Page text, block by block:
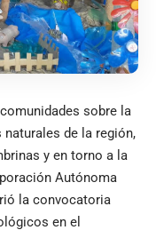
sobre la
de la región,
y en torno a la
Autónoma
la convocatoria
en el